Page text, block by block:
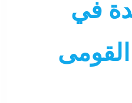
في